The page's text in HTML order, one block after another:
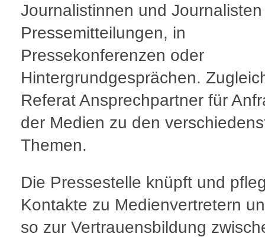
Journalistinnen und
Pressemitteilungen, in
Pressekonferenzen oder
Hintergrundgesprächen.
Referat Ansprechpartner für
der Medien zu den
Themen.
Die Pressestelle knüpft und
Kontakte zu Medienvertretern
so zur Vertrauensbildung